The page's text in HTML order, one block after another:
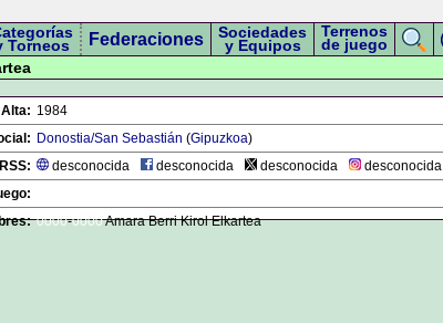
Torneos Federaciones Sociedades
y Equipos
Terrenos
de juego
Alta: 1984
Donostia/San Sebastián (Gipuzkoa)
desconocida desconocida desconocida
desconocida
0000-0000Amara Berri Kirol Elkartea